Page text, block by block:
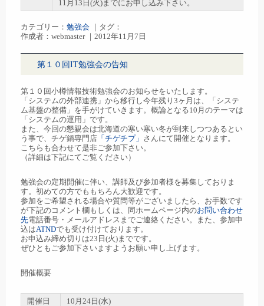
11月13日(火)までにお申し込み下さい。
カテゴリー： 勉強会 ｜タグ：
作成者：webmaster ｜2012年11月7日
第１０回IT勉強会の告知
第１０回小樽情報技術勉強会のお知らせをいたします。
「システムの外部連携」から移行し今年残り3ヶ月は、「システ
ム基盤の整備」を手がけていきます。概論となる10月のテーマは
「システムの運用」です。
また、今回の懇親会は北海道の寒い寒い冬が到来しつつあるとい
う事で、チゲ鍋専門店 「チゲチプ」 さんにて開催となります。
こちらも合わせて是非ご参加下さい。
（詳細は下記にてご覧ください）
勉強会の定期開催に伴い、講師及び参加者様を募集しておりま
す。初めての方でももちろん大歓迎です。
参加をご希望される場合や質問等がございましたら、お手数です
が下記のコメント欄もしくは、同ホームページ内のお問い合わせ
先電話番号・メールアドレスまでご連絡ください。また、参加申
込はATNDでも受け付けております。
お申込み締め切りは23日(火)までです。
ぜひともご参加下さいますようお願い申し上げます。
開催概要
開催日
10月24日(水)